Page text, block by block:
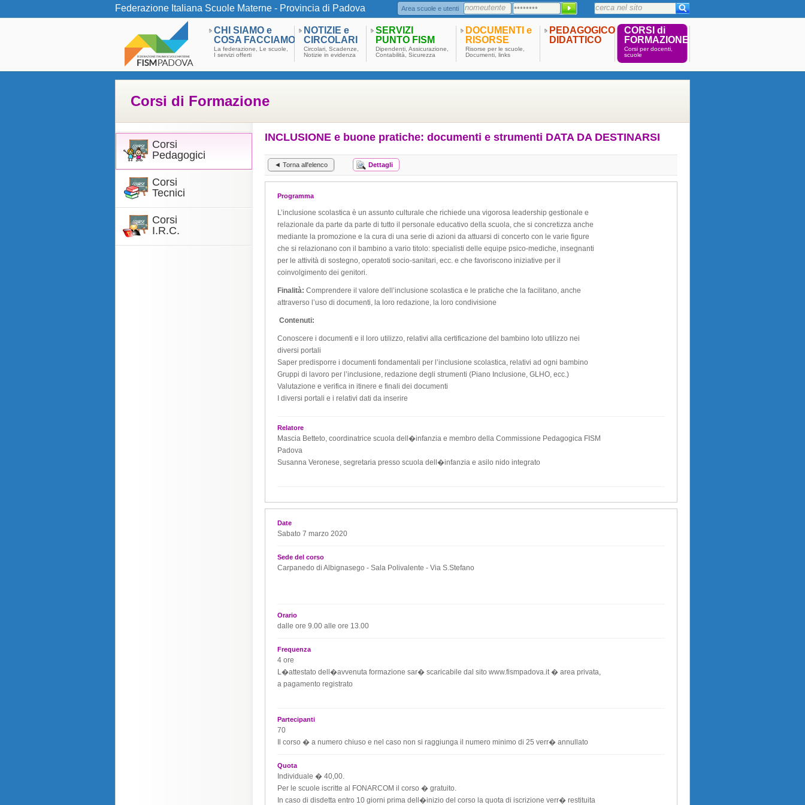
Federazione Italiana Scuole Materne - Provincia di Padova Area scuole e utenti
CHI SIAMO e
COSA FACCIAMO
La federazione, Le scuole,
I servizi offerti
NOTIZIE e
CIRCOLARI
Circolari, Scadenze,
Notizie in evidenza
SERVIZI
PUNTO FISM
Dipendenti, Assicurazione,
Contabilità, Sicurezza
DOCUMENTI e
RISORSE
Risorse per le scuole,
Documenti, links
PEDAGOGICO
DIDATTICO
CORSI di
FORMAZIONE
Corsi per docenti,
scuole
Corsi di Formazione
Corsi
Pedagogici
Corsi
Tecnici
Corsi
I.R.C.
INCLUSIONE e buone pratiche: documenti e strumenti DATA DA DESTINARSI
◄ Torna all'elenco Dettagli
Programma
L’inclusione scolastica è un assunto culturale che richiede una vigorosa leadership gestionale e
relazionale da parte da parte di tutto il personale educativo della scuola, che si concretizza anche
mediante la promozione e la cura di una serie di azioni da attuarsi di concerto con le varie figure
che si relazionano con il bambino a vario titolo: specialisti delle equipe psico-mediche, insegnanti
per le attività di sostegno, operatoti socio-sanitari, ecc. e che favoriscono iniziative per il
coinvolgimento dei genitori.
Finalità: Comprendere il valore dell’inclusione scolastica e le pratiche che la facilitano, anche
attraverso l’uso di documenti, la loro redazione, la loro condivisione
Contenuti:
Conoscere i documenti e il loro utilizzo, relativi alla certificazione del bambino loto utilizzo nei
diversi portali
Saper predisporre i documenti fondamentali per l’inclusione scolastica, relativi ad ogni bambino
Gruppi di lavoro per l’inclusione, redazione degli strumenti (Piano Inclusione, GLHO, ecc.)
Valutazione e verifica in itinere e finali dei documenti
I diversi portali e i relativi dati da inserire
Relatore
Mascia Betteto, coordinatrice scuola dell�infanzia e membro della Commissione Pedagogica FISM
Padova
Susanna Veronese, segretaria presso scuola dell�infanzia e asilo nido integrato
Date
Sabato 7 marzo 2020
Sede del corso
Carpanedo di Albignasego - Sala Polivalente - Via S.Stefano
Orario
dalle ore 9.00 alle ore 13.00
Frequenza
4 ore
L�attestato dell�avvenuta formazione sar� scaricabile dal sito www.fismpadova.it � area privata,
a pagamento registrato
Partecipanti
70
Il corso � a numero chiuso e nel caso non si raggiunga il numero minimo di 25 verr� annullato
Quota
Individuale � 40,00.
Per le scuole iscritte al FONARCOM il corso � gratuito.
In caso di disdetta entro 10 giorni prima dell�inizio del corso la quota di iscrizione verr� restituita